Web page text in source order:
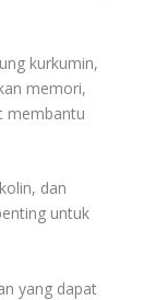
kurkumin,
memori,
membantu
dan
untuk
yang dapat